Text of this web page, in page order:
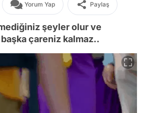
Yorum Yap Paylaş
şeyler olur ve
çareniz kalmaz..